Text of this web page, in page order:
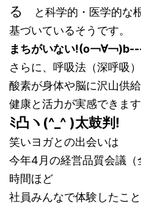
る
と科学的・医学的な
基づいているそうです。
まちがいない!(o￢∀￢
さらに、呼吸法（深呼吸
酸素が身体や脳に沢山供
健康と活力が実感できます
ﾐ凸ヽ(^_^ )太鼓判!
笑いヨガとの出会いは
今年4月の経営品質会議
時間ほど
社員みんなで体験したこ